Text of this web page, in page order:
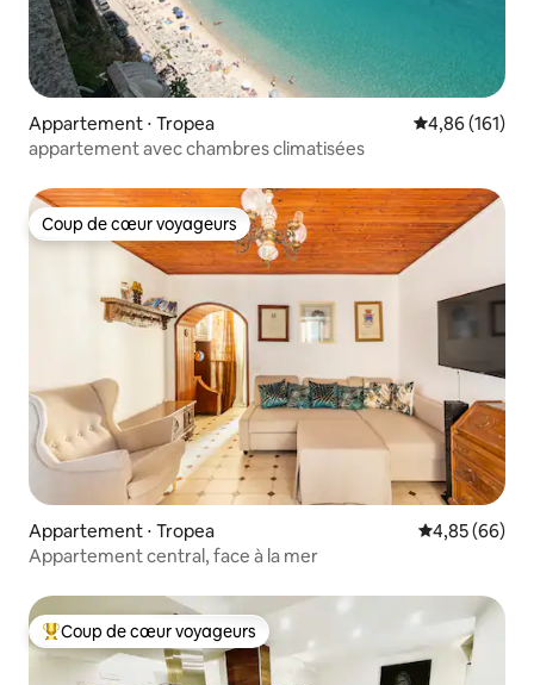
Appartement ⋅ Tropea Évaluation
4,86 (161)
appartement avec chambres climatisées
Coup de cœur voyageurs
Coup de cœur voyageurs
Appartement ⋅ Tropea Évaluation
4,85 (66)
Appartement central, face à la mer
Coups de cœur voyageurs les plus appréciés
Coup de cœur voyageurs